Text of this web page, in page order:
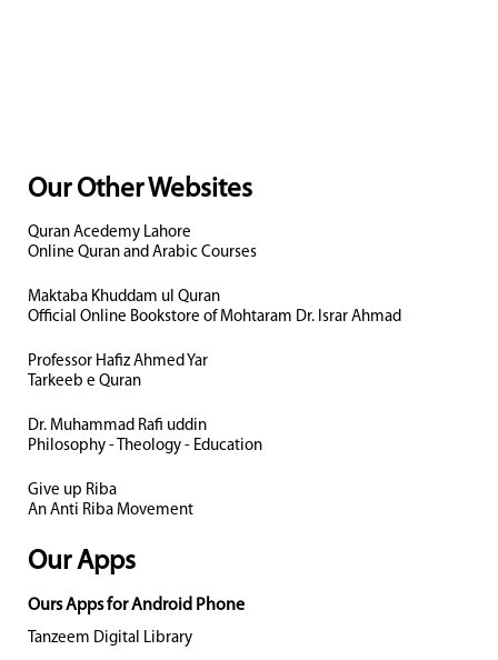
Our Other Websites
Quran Acedemy Lahore
Online Quran and Arabic Courses
Maktaba Khuddam ul Quran
Official Online Bookstore of Mohtaram Dr. Israr Ahmad
Professor Hafiz Ahmed Yar
Tarkeeb e Quran
Dr. Muhammad Rafi uddin
Philosophy - Theology - Education
Give up Riba
An Anti Riba Movement
Our Apps
Ours Apps for Android Phone
Tanzeem Digital Library